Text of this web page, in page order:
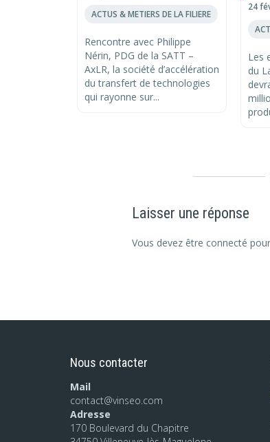
ACTUS & METIERS DE LA FILIERE
Rencontre avec Philippe
Nérin, PDG de la SATT –
AxLR, la société d’accélération
du transfert de technologies
qui rayonne sur...
24
Les
du
Laisser une réponse
Vous devez être connecté
Nous contacter
Mail
contact@vinseo.com
Adresse
170 Boulevard du Chapitre